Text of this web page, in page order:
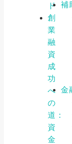
ド
創
業
融
資
成
功
へ
の
道：
資
金
補
金